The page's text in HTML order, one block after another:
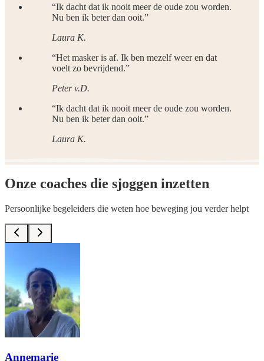
“Ik dacht dat ik nooit meer de oude zou worden.
Nu ben ik beter dan ooit.”
Laura K.
“Het masker is af. Ik ben mezelf weer en dat
voelt zo bevrijdend.”
Peter v.D.
“Ik dacht dat ik nooit meer de oude zou worden.
Nu ben ik beter dan ooit.”
Laura K.
Onze coaches die sjoggen inzetten
Persoonlijke begeleiders die weten hoe beweging jou verder helpt
Annemarie